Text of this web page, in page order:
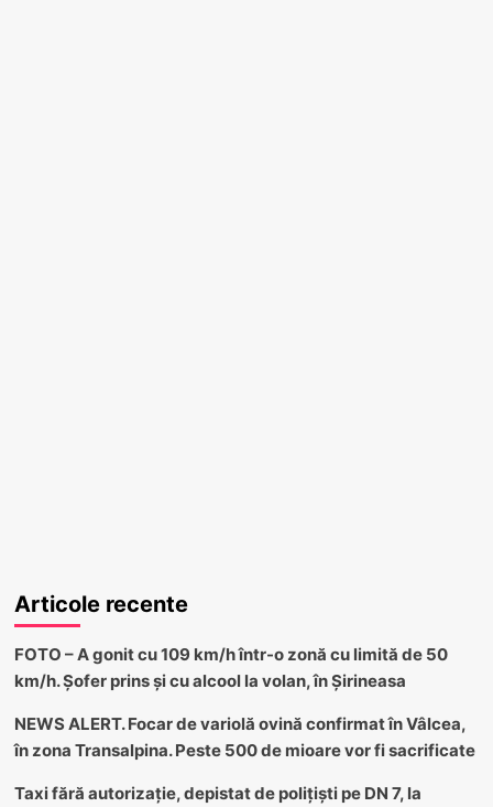
Articole recente
FOTO – A gonit cu 109 km/h într-o zonă cu limită de 50
km/h. Șofer prins și cu alcool la volan, în Șirineasa
NEWS ALERT. Focar de variolă ovină confirmat în Vâlcea,
în zona Transalpina. Peste 500 de mioare vor fi sacrificate
Taxi fără autorizație, depistat de polițiști pe DN 7, la